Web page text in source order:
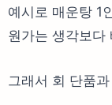
예시로 매운탕 1
원가는 생각보다
그래서 회 단품